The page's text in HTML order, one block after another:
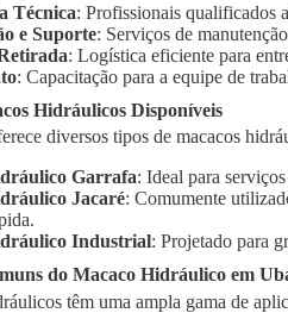
Técnica: Profissionais qualificados
e Suporte: Serviços de
: Logística eficiente para
: Capacitação para a equipe de
Hidráulicos Disponíveis
diversos tipos de macacos
Garrafa: Ideal para
Jacaré: Comumente
Industrial: Projetado para
do Macaco Hidráulico em
têm uma ampla gama de